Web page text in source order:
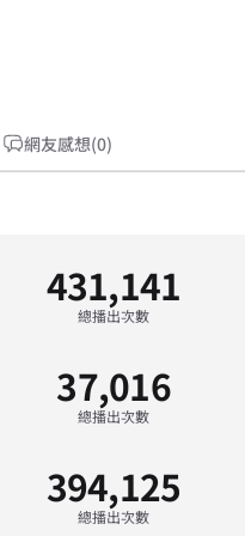
網友感想(0)
總播出次數
431,141
總播出次數
37,016
總播出次數
394,125